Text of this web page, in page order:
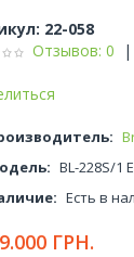
22-058
Отзывов: 0 |
BL-228S/1
Есть в
ГРН.